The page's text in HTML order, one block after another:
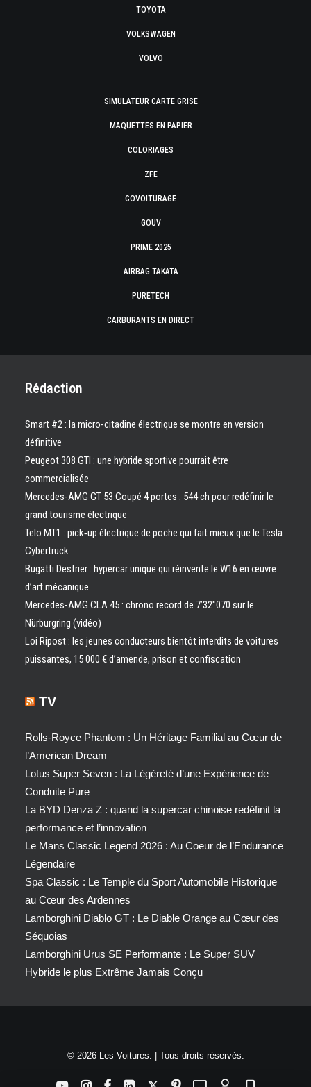
TOYOTA
VOLKSWAGEN
VOLVO
SIMULATEUR CARTE GRISE
MAQUETTES EN PAPIER
COLORIAGES
ZFE
COVOITURAGE
GOUV
PRIME 2025
AIRBAG TAKATA
PURETECH
CARBURANTS EN DIRECT
Rédaction
Smart #2 : la micro-citadine électrique se montre en version
définitive
Peugeot 308 GTI : une hybride sportive pourrait être
commercialisée
Mercedes-AMG GT 53 Coupé 4 portes : 544 ch pour redéfinir le
grand tourisme électrique
Telo MT1 : pick‑up électrique de poche qui fait mieux que le Tesla
Cybertruck
Bugatti Destrier : hypercar unique qui réinvente le W16 en œuvre
d’art mécanique
Mercedes-AMG CLA 45 : chrono record de 7’32″070 sur le
Nürburgring (vidéo)
Loi Ripost : les jeunes conducteurs bientôt interdits de voitures
puissantes, 15 000 € d’amende, prison et confiscation
TV
Rolls-Royce Phantom : Un Héritage Familial au Cœur de
l’American Dream
Lotus Super Seven : La Légèreté d’une Expérience de
Conduite Pure
La BYD Denza Z : quand la supercar chinoise redéfinit la
performance et l’innovation
Le Mans Classic Legend 2026 : Au Coeur de l’Endurance
Légendaire
Spa Classic : Le Temple du Sport Automobile Historique
au Cœur des Ardennes
Lamborghini Diablo GT : Le Diable Orange au Cœur des
Séquoias
Lamborghini Urus SE Performante : Le Super SUV
Hybride le plus Extrême Jamais Conçu
© 2026 Les Voitures. | Tous droits réservés.